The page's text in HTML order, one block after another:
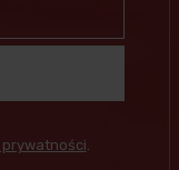
prywatności